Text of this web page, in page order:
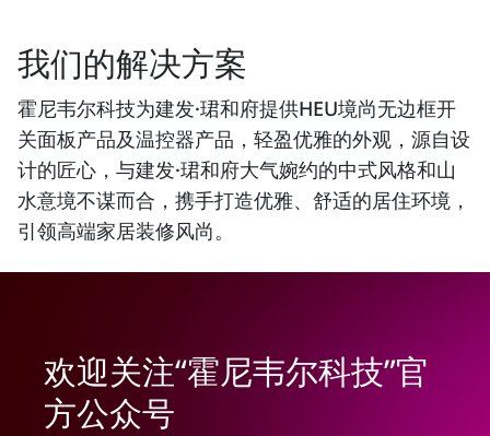
我们的解决方案
霍尼韦尔科技为建发·珺和府提供HEU境尚无边框开
关面板产品及温控器产品，轻盈优雅的外观，源自设
计的匠心，与建发·珺和府大气婉约的中式风格和山
水意境不谋而合，携手打造优雅、舒适的居住环境，
引领高端家居装修风尚。
欢迎关注“霍尼韦尔科技”官
方公众号